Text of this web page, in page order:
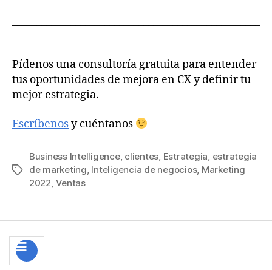
Pídenos una consultoría gratuita para entender
tus oportunidades de mejora en CX y definir tu
mejor estrategia.
Escríbenosy cuéntanos
Business Intelligence, clientes Estrategia estrategia
de marketing Inteligencia de negocios, Marketing
2022 Ventas